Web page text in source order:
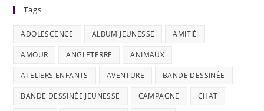
Tags
ADOLESCENCE ALBUM JEUNESSE AMITIÉ
AMOUR ANGLETERRE ANIMAUX
ATELIERS ENFANTS AVENTURE BANDE DESSINÉE
BANDE DESSINÉE JEUNESSE CAMPAGNE CHAT